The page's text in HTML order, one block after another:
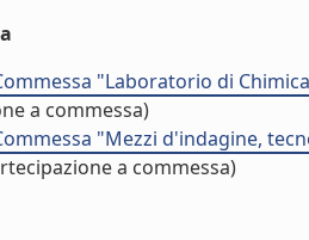
"Laboratorio di
a commessa)
"Mezzi d'indagine,
a commessa)